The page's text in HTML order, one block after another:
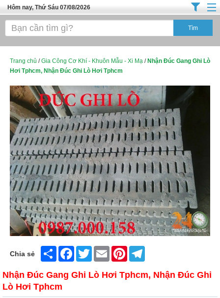
Hôm nay, Thứ Sáu 07/08/2026
Trang chủ
Tuyển Sinh Đào Tạo
Đồ Dùng Nội Ngoại Thất
Điện Tử Điện Máy
Làm Đẹp
Thời Trang
Việc Làm
Dịch Vụ
Hàng Tiêu Dùng
Xây Dựng
Trang chủ /Gia Công Cơ Khí - Khuôn Mẫu - Xi Mạ / Nhận Đúc Gang Ghi Lò
Hơi Tphcm, Nhận Đúc Ghi Lò Hơi Tphcm
Chia sẻ Share FacebookTwitter Email Pinterest
Nhận Đúc Gang Ghi Lò Hơi Tphcm, Nhận Đúc Ghi
Lò Hơi Tphcm